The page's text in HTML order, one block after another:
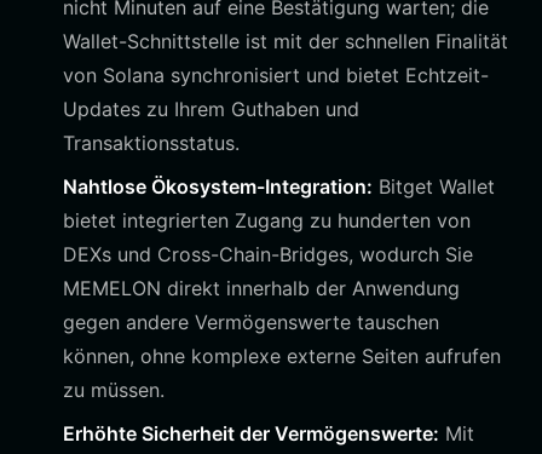
nicht Minuten auf eine Bestätigung warten; die
Wallet-Schnittstelle ist mit der schnellen Finalität
von Solana synchronisiert und bietet Echtzeit-
Updates zu Ihrem Guthaben und
Transaktionsstatus.
Nahtlose Ökosystem-Integration: Bitget Wallet
bietet integrierten Zugang zu hunderten von
DEXs und Cross-Chain-Bridges, wodurch Sie
MEMELON direkt innerhalb der Anwendung
gegen andere Vermögenswerte tauschen
können, ohne komplexe externe Seiten aufrufen
zu müssen.
Erhöhte Sicherheit der Vermögenswerte: Mit